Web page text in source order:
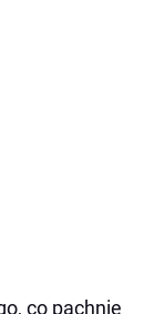
co pachnie